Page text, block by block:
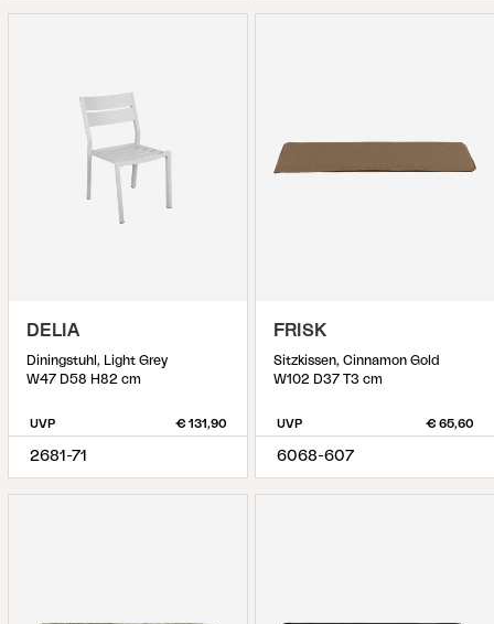
DELIA
Diningstuhl, Light Grey
W47 D58 H82 cm
UVP € 131,90
2681-71
FRISK
Sitzkissen, Cinnamon Gold
W102 D37 T3 cm
UVP € 65,60
6068-607